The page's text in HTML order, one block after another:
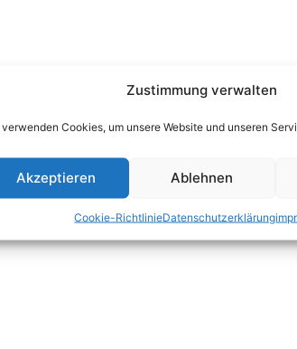
Zustimmung verwalten
verwenden Cookies, um unsere Website und unseren
Akzeptieren Ablehnen
Cookie-RichtlinieDatenschutzerklärung